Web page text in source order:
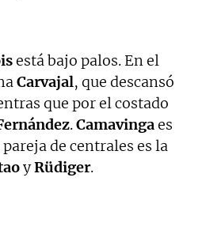
está bajo palos. En el
Carvajal, que descansó
que por el costado
.Camavingaes
de centrales es la
yRüdiger.